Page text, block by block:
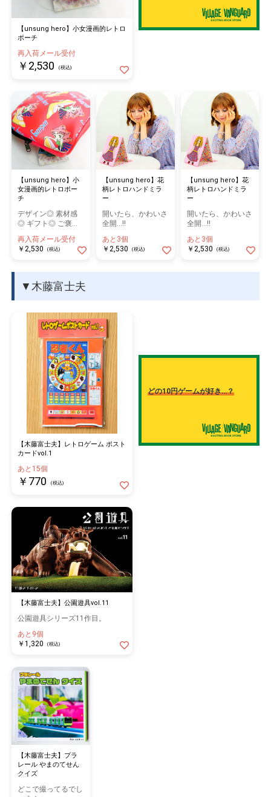
【unsung hero】小女漫画的レトロ
ポーチ
再入荷メール受付
￥2,530 (税込)
【unsung hero】小
女漫画的レトロポー
チ
デザイン◎ 素材感
◎ ギフト◎ ご褒美
再入荷メール受付
￥2,530
(税込)
【unsung hero】花
柄レトロハンドミラ
ー
開いたら、かわいさ
全開…!!
あと3個
￥2,530
(税込)
【unsung hero】花
柄レトロハンドミラ
ー
開いたら、かわいさ
全開…!!
あと3個
￥2,530
(税込)
▼木藤富士夫
【木藤富士夫】レトロゲーム ポスト
カードvol.1
あと15個
￥770 (税込)
どの10円ゲームが好き…？
【木藤富士夫】公園遊具vol.11
公園遊具シリーズ11作目。
あと9個
￥1,320
(税込)
【木藤富士夫】プラ
レール やまのてせん
クイズ
どこで撮ってるでし